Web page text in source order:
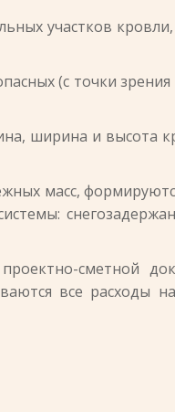
участков
(с точки
ширина и высота
масс,
сметной
все расходы